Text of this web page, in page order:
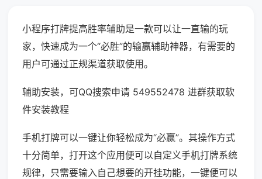
小程序打牌提高胜率辅助是一款可以让一直输的玩
家，快速成为一个“必胜”的输赢辅助神器，有需要的
用户可通过正规渠道获取使用。
辅助安装，可QQ搜索申请 549552478 进群获取软
件安装教程
手机打牌可以一键让你轻松成为“必赢”。其操作方式
十分简单，打开这个应用便可以自定义手机打牌系统
规律，只需要输入自己想要的开挂功能，一键便可以